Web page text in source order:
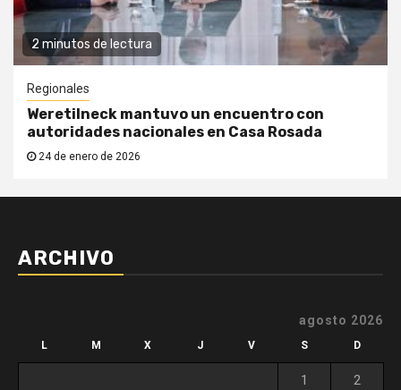
2 minutos de lectura
Regionales
Weretilneck mantuvo un encuentro con
autoridades nacionales en Casa Rosada
24 de enero de 2026
ARCHIVO
agosto 2026
L M X J V S D
1 2